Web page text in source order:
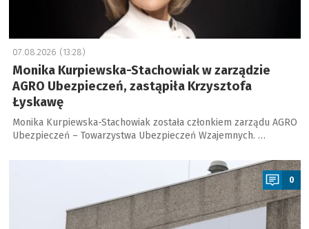
07.08.2026 (13:28)
Monika Kurpiewska-Stachowiak w zarządzie
AGRO Ubezpieczeń, zastąpiła Krzysztofa
Łyskawę
Monika Kurpiewska-Stachowiak została członkiem zarządu AGRO
Ubezpieczeń – Towarzystwa Ubezpieczeń Wzajemnych. …
0